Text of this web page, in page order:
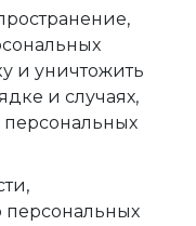
и уничтожить
и случаях,